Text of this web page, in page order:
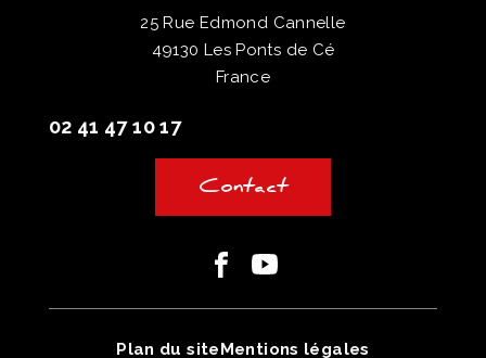
25 Rue Edmond Cannelle
49130 Les Ponts de Cé
France
02 41 47 10 17
Contact
FacebookYoutube
Plan du siteMentions légales